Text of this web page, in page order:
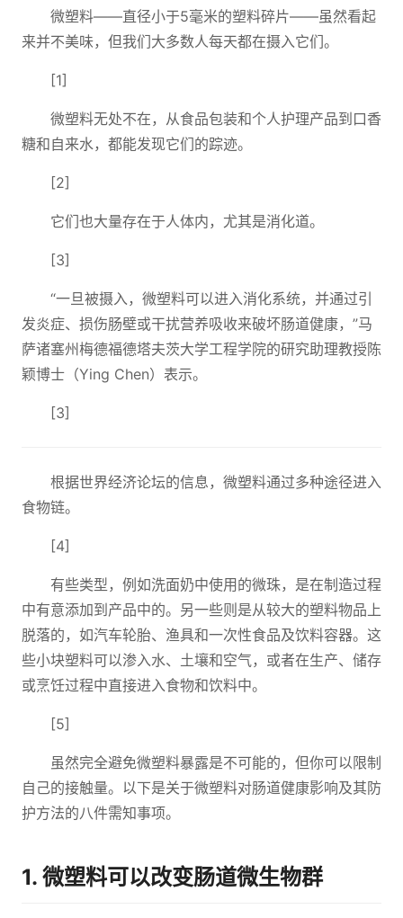
微塑料——直径小于5毫米的塑料碎片——虽然看起
来并不美味，但我们大多数人每天都在摄入它们。
[1]
微塑料无处不在，从食品包装和个人护理产品到口香
糖和自来水，都能发现它们的踪迹。
[2]
它们也大量存在于人体内，尤其是消化道。
[3]
“一旦被摄入，微塑料可以进入消化系统，并通过引
发炎症、损伤肠壁或干扰营养吸收来破坏肠道健康，”马
萨诸塞州梅德福德塔夫茨大学工程学院的研究助理教授陈
颖博士（Ying Chen）表示。
[3]
根据世界经济论坛的信息，微塑料通过多种途径进入
食物链。
[4]
有些类型，例如洗面奶中使用的微珠，是在制造过程
中有意添加到产品中的。另一些则是从较大的塑料物品上
脱落的，如汽车轮胎、渔具和一次性食品及饮料容器。这
些小块塑料可以渗入水、土壤和空气，或者在生产、储存
或烹饪过程中直接进入食物和饮料中。
[5]
虽然完全避免微塑料暴露是不可能的，但你可以限制
自己的接触量。以下是关于微塑料对肠道健康影响及其防
护方法的八件需知事项。
1. 微塑料可以改变肠道微生物群